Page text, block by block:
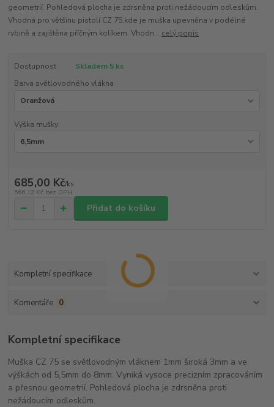
geometrií. Pohledová plocha je zdrsněna proti nežádoucím odleskům.
Vhodná pro většinu pistolí CZ 75,kde je muška upevněna v podélné
rybině a zajištěna příčným kolíkem. Vhodn... celý popis
Dostupnost
Skladem 5 ks
Barva světlovodného vlákna
Výška mušky
685,00 Kč/ks
566,12 Kč bez DPH
Přidat do košíku
Kompletní specifikace
Komentáře 0
Kompletní specifikace
Muška CZ 75 se světlovodným vláknem 1mm široká 3mm a ve
výškách od 5,5mm do 8mm. Vyniká vysoce precizním zpracováním
a přesnou geometrií. Pohledová plocha je zdrsněna proti
nežádoucím odleskům.